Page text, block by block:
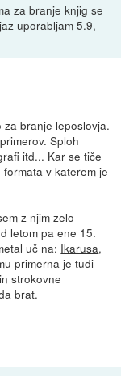
za branje knjig se
uporabljam 5.9,
branje leposlovja.
Sploh
itd... Kar se tiče
v katerem je
z njim zelo
letom pa ene 15.
uč na: Ikarusa,
primerna je tudi
strokovne
brat.